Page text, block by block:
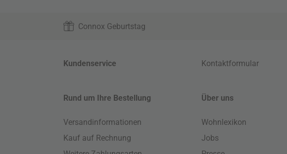
Connox Geburtstag
Kundenservice Kontaktformular
Rund um Ihre Bestellung
Versandinformationen
Kauf auf Rechnung
Über uns
Wohnlexikon
Jobs